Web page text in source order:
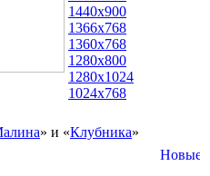
1440x900
1366x768
1360x768
1280x800
1280x1024
1024x768
» и «Клубника»